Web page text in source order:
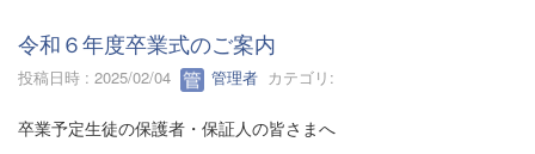
令和６年度卒業式のご案内
投稿日時 : 2025/02/04 管理者 カテゴリ:
卒業予定生徒の保護者・保証人の皆さまへ